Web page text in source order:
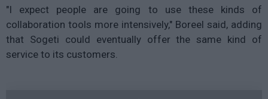
"I expect people are going to use these kinds of
collaboration tools more intensively," Boreel said, adding
that Sogeti could eventually offer the same kind of
service to its customers.